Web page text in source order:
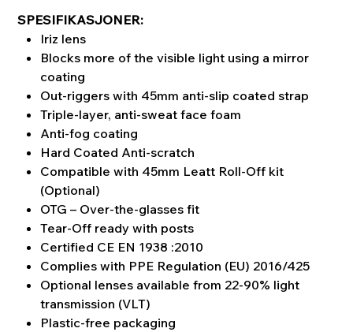
SPESIFIKASJONER:
Iriz lens
Blocks more of the visible light using a mirror
coating
Out-riggers with 45mm anti-slip coated strap
Triple-layer, anti-sweat face foam
Anti-fog coating
Hard Coated Anti-scratch
Compatible with 45mm Leatt Roll-Off kit
(Optional)
OTG – Over-the-glasses fit
Tear-Off ready with posts
Certified CE EN 1938 :2010
Complies with PPE Regulation (EU) 2016/425
Optional lenses available from 22-90% light
transmission (VLT)
Plastic-free packaging